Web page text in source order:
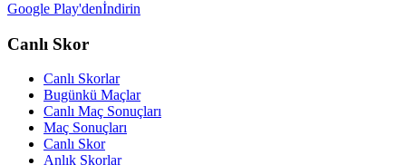
Google Play'denİndirin
Canlı Skor
Canlı Skorlar
Bugünkü Maçlar
Canlı Maç Sonuçları
Maç Sonuçları
Canlı Skor
Anlık Skorlar